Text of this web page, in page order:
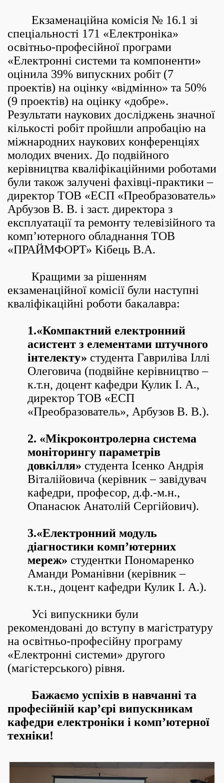
Екзаменаційна комісія № 16.1 зі
спеціальності 171 «Електроніка»
освітньо-професійної програми
«Електронні системи та компоненти»
оцінила 39% випускних робіт (7
проектів) на оцінку «відмінно» та 50%
(9 проектів) на оцінку «добре».
Результати наукових досліджень значної
кількості робіт пройшли апробацію на
міжнародних наукових конференціях
молодих вчених. До подвійного
керівництва кваліфікаційними роботами
були також залучені фахівці-практики –
директор ТОВ «ЕСП «Преобразователь»
Арбузов В. В. і заст. директора з
експлуатації та ремонту телевізійного та
комп’ютерного обладнання ТОВ
«ПРАЙМФОРТ» Кібець В.А.
Кращими за рішенням
екзаменаційної комісії були наступні
кваліфікаційні роботи бакалавра:
1.«Компактний електронний
асистент з елементами штучного
інтелекту» студента Гавриліва Іллі
Олеговича (подвійне керівництво –
к.т.н, доцент кафедри Кулик І. А.,
директор ТОВ «ЕСП
«Преобразователь», Арбузов В. В.).
2. «Мікроконтролерна система
моніторингу параметрів
довкілля» студента Ісенко Андрія
Віталійовича (керівник – завідувач
кафедри, професор, д.ф.-м.н.,
Опанасюк Анатолій Сергійович).
3.«Електронний модуль
діагностики комп’ютерних
мереж» студентки Пономаренко
Аманди Романівни (керівник –
к.т.н., доцент кафедри Кулик І. А.).
Усі випускники були
рекомендовані до вступу в магістратуру
на освітньо-професійну програму
«Електронні системи» другого
(магістерського) рівня.
Бажаємо успіхів в навчанні та
професійній кар’єрі випускникам
кафедри електроніки і комп’ютерної
техніки!